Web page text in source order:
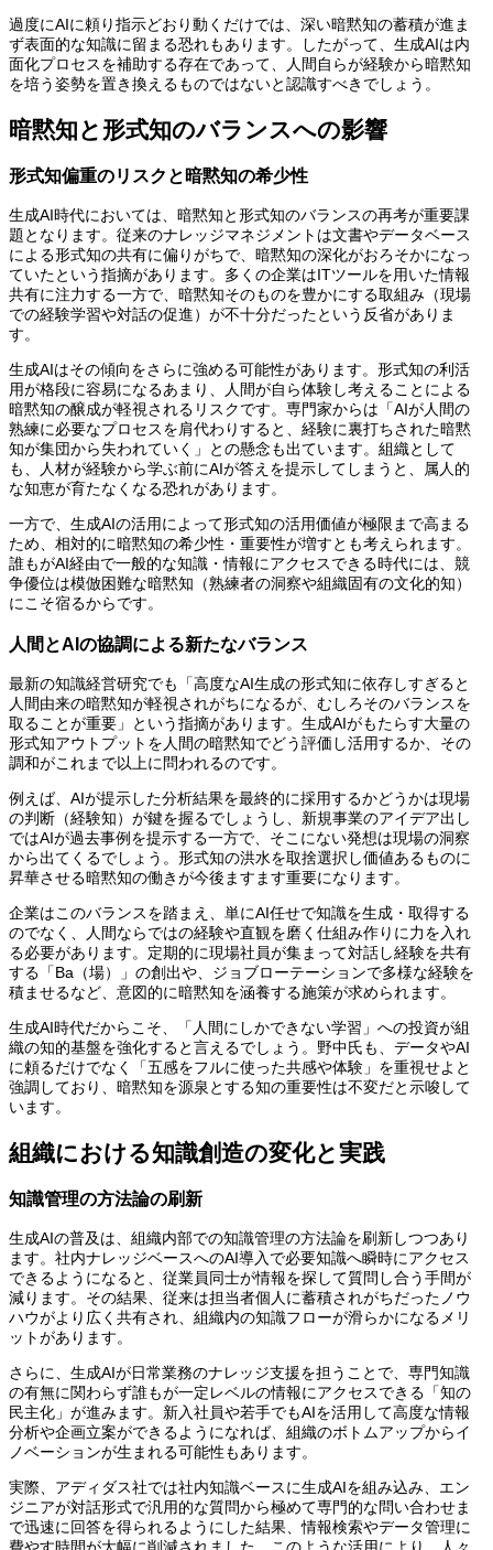
過度にAIに頼り指示どおり動くだけでは、深い暗黙知の蓄積が進ま
ず表面的な知識に留まる恐れもあります。したがって、生成AIは内
面化プロセスを補助する存在であって、人間自らが経験から暗黙知
を培う姿勢を置き換えるものではないと認識すべきでしょう。
暗黙知と形式知のバランスへの影響
形式知偏重のリスクと暗黙知の希少性
生成AI時代においては、暗黙知と形式知のバランスの再考が重要課
題となります。従来のナレッジマネジメントは文書やデータベース
による形式知の共有に偏りがちで、暗黙知の深化がおろそかになっ
ていたという指摘があります。多くの企業はITツールを用いた情報
共有に注力する一方で、暗黙知そのものを豊かにする取組み（現場
での経験学習や対話の促進）が不十分だったという反省がありま
す。
生成AIはその傾向をさらに強める可能性があります。形式知の利活
用が格段に容易になるあまり、人間が自ら体験し考えることによる
暗黙知の醸成が軽視されるリスクです。専門家からは「AIが人間の
熟練に必要なプロセスを肩代わりすると、経験に裏打ちされた暗黙
知が集団から失われていく」との懸念も出ています。組織として
も、人材が経験から学ぶ前にAIが答えを提示してしまうと、属人的
な知恵が育たなくなる恐れがあります。
一方で、生成AIの活用によって形式知の活用価値が極限まで高まる
ため、相対的に暗黙知の希少性・重要性が増すとも考えられます。
誰もがAI経由で一般的な知識・情報にアクセスできる時代には、競
争優位は模倣困難な暗黙知（熟練者の洞察や組織固有の文化的知）
にこそ宿るからです。
人間とAIの協調による新たなバランス
最新の知識経営研究でも「高度なAI生成の形式知に依存しすぎると
人間由来の暗黙知が軽視されがちになるが、むしろそのバランスを
取ることが重要」という指摘があります。生成AIがもたらす大量の
形式知アウトプットを人間の暗黙知でどう評価し活用するか、その
調和がこれまで以上に問われるのです。
例えば、AIが提示した分析結果を最終的に採用するかどうかは現場
の判断（経験知）が鍵を握るでしょうし、新規事業のアイデア出し
ではAIが過去事例を提示する一方で、そこにない発想は現場の洞察
から出てくるでしょう。形式知の洪水を取捨選択し価値あるものに
昇華させる暗黙知の働きが今後ますます重要になります。
企業はこのバランスを踏まえ、単にAI任せで知識を生成・取得する
のでなく、人間ならではの経験や直観を磨く仕組み作りに力を入れ
る必要があります。定期的に現場社員が集まって対話し経験を共有
する「Ba（場）」の創出や、ジョブローテーションで多様な経験を
積ませるなど、意図的に暗黙知を涵養する施策が求められます。
生成AI時代だからこそ、「人間にしかできない学習」への投資が組
織の知的基盤を強化すると言えるでしょう。野中氏も、データやAI
に頼るだけでなく「五感をフルに使った共感や体験」を重視せよと
強調しており、暗黙知を源泉とする知の重要性は不変だと示唆して
います。
組織における知識創造の変化と実践
知識管理の方法論の刷新
生成AIの普及は、組織内部での知識管理の方法論を刷新しつつあり
ます。社内ナレッジベースへのAI導入で必要知識へ瞬時にアクセス
できるようになると、従業員同士が情報を探して質問し合う手間が
減ります。その結果、従来は担当者個人に蓄積されがちだったノウ
ハウがより広く共有され、組織内の知識フローが滑らかになるメリ
ットがあります。
さらに、生成AIが日常業務のナレッジ支援を担うことで、専門知識
の有無に関わらず誰もが一定レベルの情報にアクセスできる「知の
民主化」が進みます。新入社員や若手でもAIを活用して高度な情報
分析や企画立案ができるようになれば、組織のボトムアップからイ
ノベーションが生まれる可能性もあります。
実際、アディダス社では社内知識ベースに生成AIを組み込み、エン
ジニアが対話形式で汎用的な質問から極めて専門的な問い合わせま
で迅速に回答を得られるようにした結果、情報検索やデータ管理に